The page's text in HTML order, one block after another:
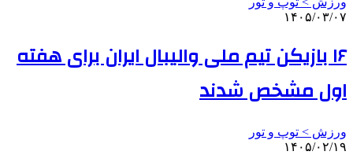
۱۴۰۵/۰۳/۰۷
۱۶ بازیکن تیم ملی والیبال ایران برای هفته
اول مشخص شدند
ورزش > توپ و تور
۱۴۰۵/۰۲/۱۹